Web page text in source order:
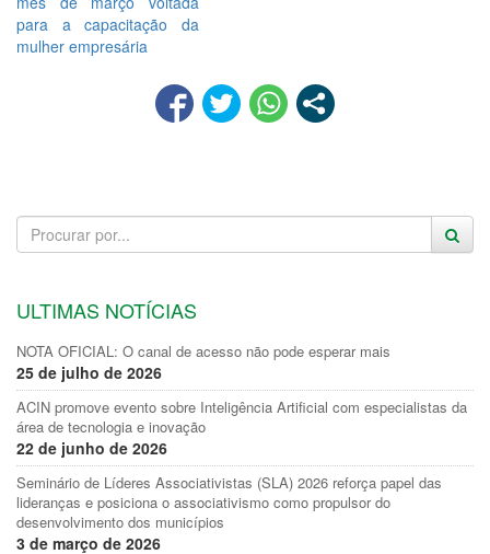
para a capacitação da
mulher empresária
ULTIMAS NOTÍCIAS
NOTA OFICIAL: O canal de acesso não pode esperar mais
25 de julho de 2026
ACIN promove evento sobre Inteligência Artificial com especialistas da
área de tecnologia e inovação
22 de junho de 2026
Seminário de Líderes Associativistas (SLA) 2026 reforça papel das
lideranças e posiciona o associativismo como propulsor do
desenvolvimento dos municípios
3 de março de 2026